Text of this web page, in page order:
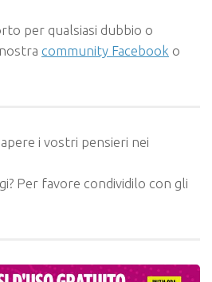
per qualsiasi dubbio o
community Facebook o
i vostri pensieri nei
Per favore condividilo con gli